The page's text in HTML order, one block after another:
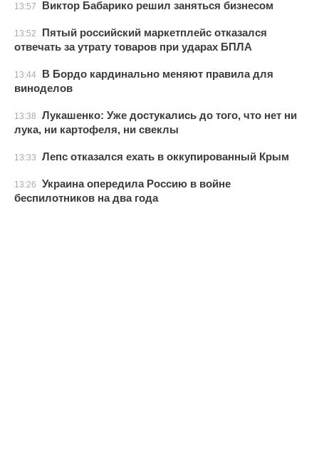
13:57 Виктор Бабарико решил заняться бизнесом
13:52
Пятый российский маркетплейс отказался
отвечать за утрату товаров при ударах БПЛА
13:44
В Бордо кардинально меняют правила для
виноделов
13:38
Лукашенко: Уже достукались до того, что нет ни
лука, ни картофеля, ни свеклы
13:33 Лепс отказался ехать в оккупированный Крым
13:26
Украина опередила Россию в войне
беспилотников на два года